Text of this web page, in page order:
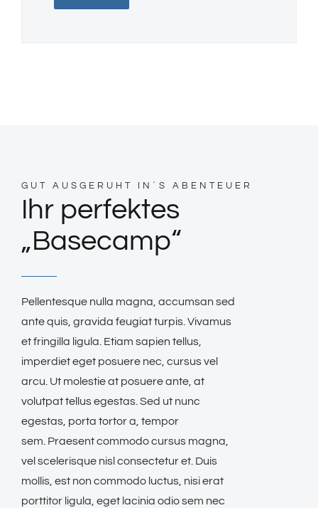
GUT AUSGERUHT IN´S ABENTEUER
Ihr perfektes
„Basecamp“
Pellentesque nulla magna, accumsan sed
ante quis, gravida feugiat turpis. Vivamus
et fringilla ligula. Etiam sapien tellus,
imperdiet eget posuere nec, cursus vel
arcu. Ut molestie at posuere ante, at
volutpat tellus egestas. Sed ut nunc
egestas, porta tortor a, tempor
sem. Praesent commodo cursus magna,
vel scelerisque nisl consectetur et. Duis
mollis, est non commodo luctus, nisi erat
porttitor ligula, eget lacinia odio sem nec